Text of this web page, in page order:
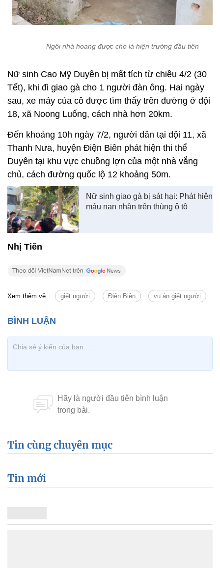
Ngôi nhà hoang được cho là hiện trường đầu tiên
Nữ sinh Cao Mỹ Duyên bị mất tích từ chiều 4/2 (30
Tết), khi đi giao gà cho 1 người đàn ông. Hai ngày
sau, xe máy của cô được tìm thấy trên đường ở đội
18, xã Noong Luống, cách nhà hơn 20km.
Đến khoảng 10h ngày 7/2, người dân tại đội 11, xã
Thanh Nưa, huyện Điện Biên phát hiện thi thể
Duyên tại khu vực chuồng lợn của một nhà vắng
chủ, cách đường quốc lộ 12 khoảng 50m.
Nữ sinh giao gà bị sát hại: Phát hiện
máu nạn nhân trên thùng ô tô
Nhị Tiến
Xem thêm về: giết người Điện Biên vụ án giết người
Tin cùng chuyên mục
Tin mới